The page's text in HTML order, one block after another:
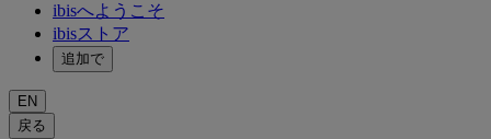
ibisへようこそ
ibisストア
追加で
EN
戻る